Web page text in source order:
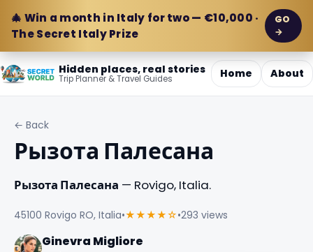
🎄 Win a month in Italy for two — €10,000 ·
The Secret Italy Prize
GO
→
Hidden places, real stories
Trip Planner & Travel Guides Home About
← Back
Рызота Палесана
Рызота Палесана — Rovigo, Italia.
45100 Rovigo RO, Italia•★★★★☆•293 views
Ginevra Migliore